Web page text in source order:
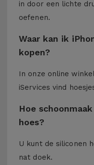
in door een lichte
oefenen.
Waar kan ik
kopen?
In onze online
iServices vind
Hoe
hoes?
U kunt de siliconen
nat doek.